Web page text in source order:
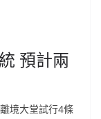
預計兩
境大堂試行4條